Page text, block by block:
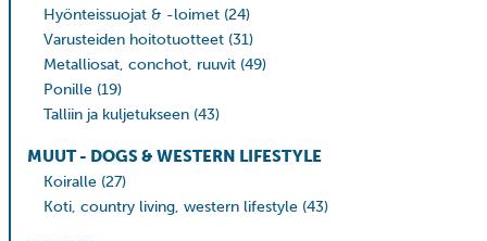
Hyönteissuojat & -loimet (24)
Varusteiden hoitotuotteet (31)
Metalliosat, conchot, ruuvit (49)
Ponille (19)
Talliin ja kuljetukseen (43)
MUUT - DOGS & WESTERN LIFESTYLE
Koiralle (27)
Koti, country living, western lifestyle (43)